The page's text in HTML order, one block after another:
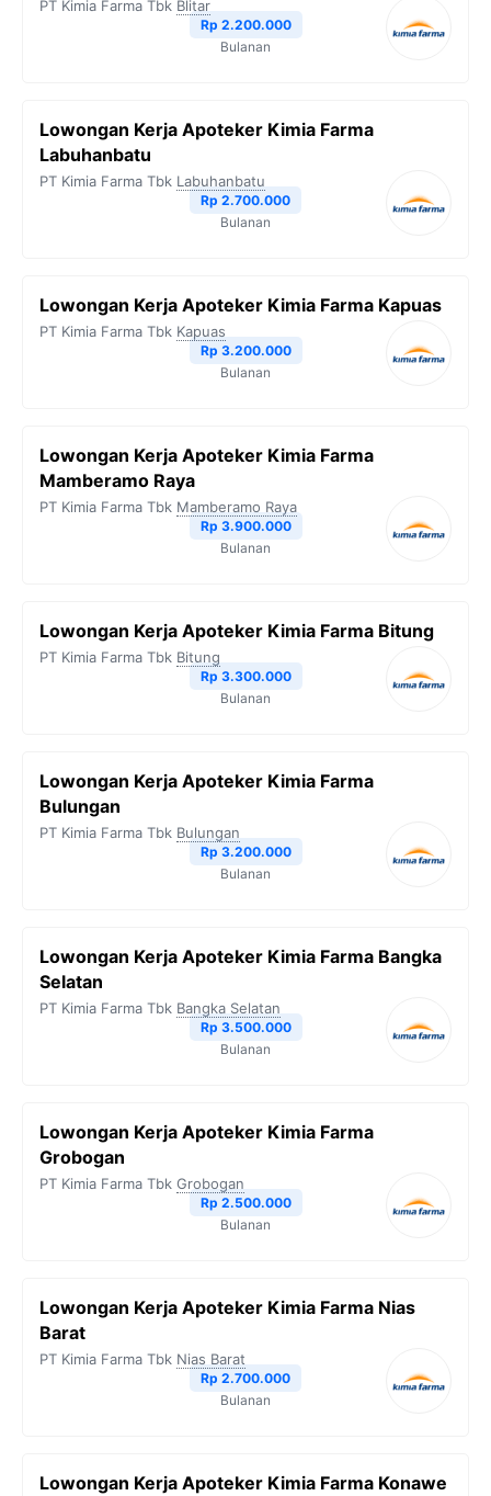
p
n
k
PT Kimia Farma Tbk Blitar
Rp 2.200.000
Bulanan
Lowongan Kerja Apoteker Kimia Farma
Labuhanbatu
PT Kimia Farma Tbk Labuhanbatu
Rp 2.700.000
Bulanan
Lowongan Kerja Apoteker Kimia Farma Kapuas
PT Kimia Farma Tbk Kapuas
Rp 3.200.000
Bulanan
Lowongan Kerja Apoteker Kimia Farma
Mamberamo Raya
PT Kimia Farma Tbk Mamberamo Raya
Rp 3.900.000
Bulanan
Lowongan Kerja Apoteker Kimia Farma Bitung
PT Kimia Farma Tbk Bitung
Rp 3.300.000
Bulanan
Lowongan Kerja Apoteker Kimia Farma
Bulungan
PT Kimia Farma Tbk Bulungan
Rp 3.200.000
Bulanan
Lowongan Kerja Apoteker Kimia Farma Bangka
Selatan
PT Kimia Farma Tbk Bangka Selatan
Rp 3.500.000
Bulanan
Lowongan Kerja Apoteker Kimia Farma
Grobogan
PT Kimia Farma Tbk Grobogan
Rp 2.500.000
Bulanan
Lowongan Kerja Apoteker Kimia Farma Nias
Barat
PT Kimia Farma Tbk Nias Barat
Rp 2.700.000
Bulanan
Lowongan Kerja Apoteker Kimia Farma Konawe